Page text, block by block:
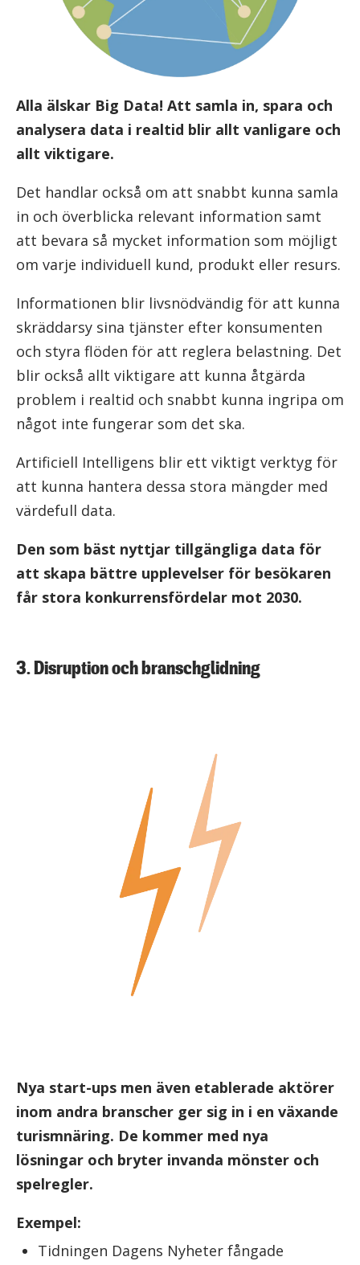
Alla älskar Big Data! Att samla in, spara och
analysera data i realtid blir allt vanligare och
allt viktigare.
Det handlar också om att snabbt kunna samla
in och överblicka relevant information samt
att bevara så mycket information som möjligt
om varje individuell kund, produkt eller resurs.
Informationen blir livsnödvändig för att kunna
skräddarsy sina tjänster efter konsumenten
och styra flöden för att reglera belastning. Det
blir också allt viktigare att kunna åtgärda
problem i realtid och snabbt kunna ingripa om
något inte fungerar som det ska.
Artificiell Intelligens blir ett viktigt verktyg för
att kunna hantera dessa stora mängder med
värdefull data.
Den som bäst nyttjar tillgängliga data för
att skapa bättre upplevelser för besökaren
får stora konkurrensfördelar mot 2030.
3. Disruption och branschglidning
Nya start-ups men även etablerade aktörer
inom andra branscher ger sig in i en växande
turismnäring. De kommer med nya
lösningar och bryter invanda mönster och
spelregler.
Exempel:
Tidningen Dagens Nyheter fångade